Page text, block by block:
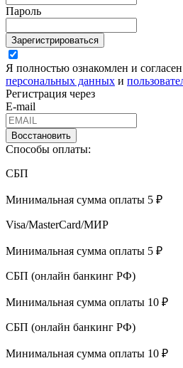
Пароль
Зарегистрироваться
Я полностью ознакомлен и
персональных данных и
Регистрация через
E-mail
Восстановить
Способы оплаты:
СБП
Минимальная сумма оплаты 5 ₽
Visa/MasterCard/МИР
Минимальная сумма оплаты 5 ₽
СБП (онлайн банкинг РФ)
Минимальная сумма оплаты 10 ₽
СБП (онлайн банкинг РФ)
Минимальная сумма оплаты 10 ₽